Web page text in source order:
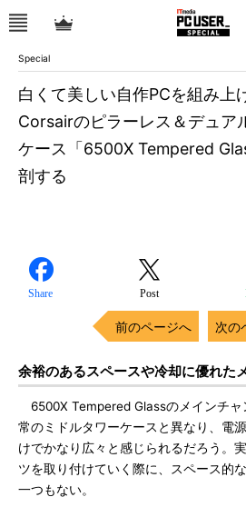
Special
白くて美しい自作PCを組み
Corsairのピラーレス＆デュア
ケース「6500X Tempered
剖する
Share Post
前のページへ 次の
余裕のあるスペースや冷却に優れた
6500X Tempered Glassのメインチャ
常のミドルタワーケースと異なり、電
けでかなり広々と感じられるだろう。
ツを取り付けていく際に、スペース的
一つもない。